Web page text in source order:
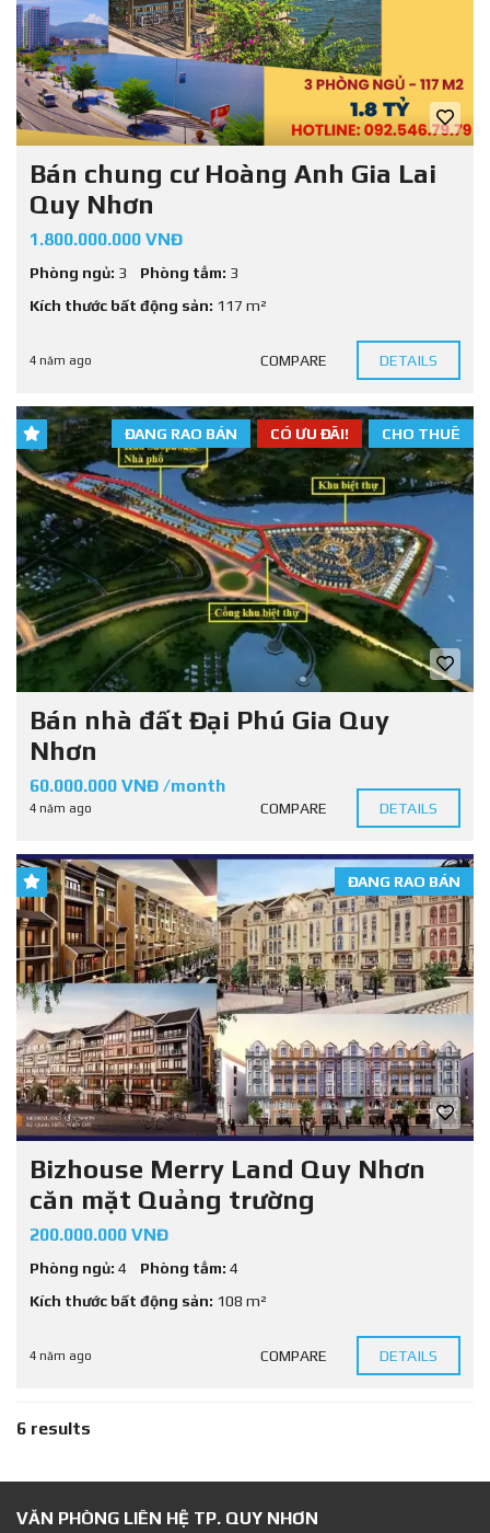
Bán chung cư Hoàng Anh Gia Lai
Quy Nhơn
1.800.000.000 VNĐ
Phòng ngủ: 3 Phòng tắm: 3
Kích thước bất động sản: 117 m²
4 năm ago COMPARE DETAILS
CHO THUÊ
CÓ ƯU ĐÃI!
ĐANG RAO BÁN
Bán nhà đất Đại Phú Gia Quy
Nhơn
60.000.000 VNĐ /month
4 năm ago COMPARE DETAILS
ĐANG RAO BÁN
Bizhouse Merry Land Quy Nhơn
căn mặt Quảng trường
200.000.000 VNĐ
Phòng ngủ: 4 Phòng tắm: 4
Kích thước bất động sản: 108 m²
4 năm ago COMPARE DETAILS
6 results
VĂN PHÒNG LIÊN HỆ TP. QUY NHƠN